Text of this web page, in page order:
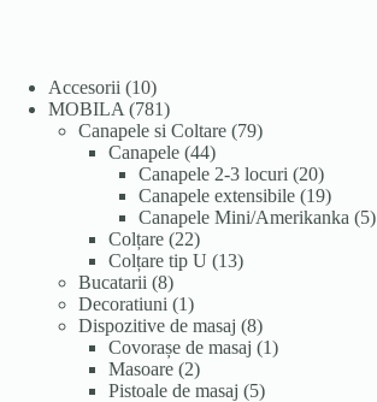
Accesorii 1010
produse
MOBILA 781781
de
produse
Canapele si Coltare 7979
produse
Canapele 4444
de
produse
Canapele 2-3 locuri 2020
de
produse
Canapele extensibile 1919
produse
Canapele Mini/Amerikanka 55
Colțare 2222
de
Colțare tip U 1313
Bucatarii 88
produse
Decoratiuni 11
produs
Dispozitive de masaj 88
produse
Covorașe de masaj 11
Masoare 22
produse
Pistoale de masaj 55